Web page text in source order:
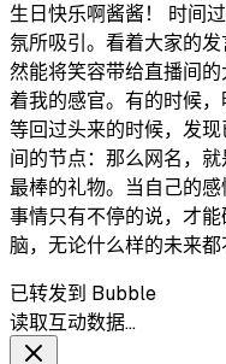
生日快乐啊酱酱！ 时间
氛所吸引。看着大家的
然能将笑容带给直播间
着我的感官。有的时候
等回过头来的时候，发
间的节点：那么网名，
最棒的礼物。当自己的
事情只有不停的说，才
脑，无论什么样的未来都
已转发到 Bubble
读取互动数据…